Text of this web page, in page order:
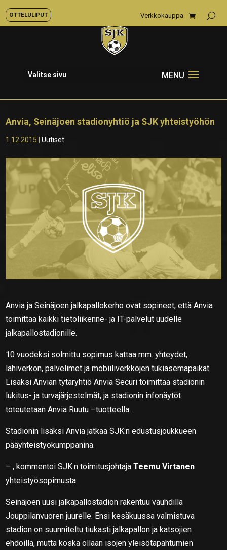
OTTELULIPUT Verkkokauppa
Valitse sivu
Anvia, Seinäjoen stadionyhtiö ja SJK yhteistyöhön
1.12.2015 |Uutiset
Anvia ja Seinäjoen jalkapallokerho ovat sopineet, että Anvia
toimittaa kaikki tietoliikenne- ja IT-palvelut uudelle
jalkapallostadionille.
10 vuodeksi solmittu sopimus kattaa mm. yhteydet,
lähiverkon, palvelimet ja mobiiliverkkojen tukiasemapaikat.
Lisäksi Anvian tytäryhtiö Anvia Securi toimittaa stadionin
lukitus- ja turvajärjestelmät, ja stadionin infonäytöt
toteutetaan Anvia Ruutu –tuotteella.
Stadionin lisäksi Anvia jatkaa SJK:n edustusjoukkueen
pääyhteistyökumppanina.
– , kommentoi SJK:n toimitusjohtajaTeemu Virtanen
yhteistyösopimusta.
Seinäjoen uusi jalkapallostadion rakentuu vauhdilla
Jouppilanvuoren juurelle. Ensi kesäkuussa valmistuva
stadion on suunniteltu tiukasti jalkapallon ja katsojien
ehdoilla, mutta koska ollaan isojen yleisötapahtumien